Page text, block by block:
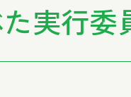
実行